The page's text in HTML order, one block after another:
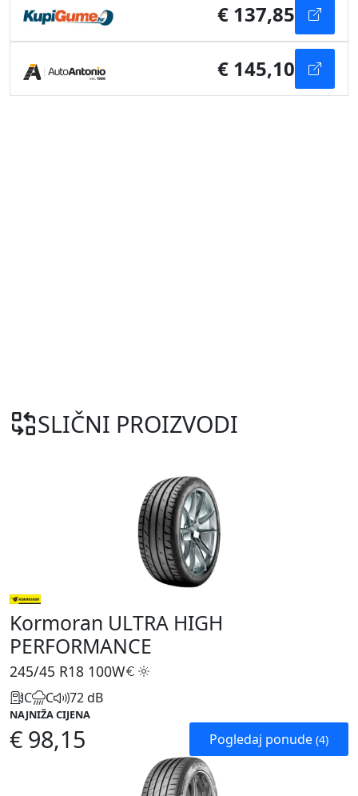
€ 137,85
€ 145,10
SLIČNI PROIZVODI
Kormoran ULTRA HIGH
PERFORMANCE
245/45 R18 100W
C C 72 dB
NAJNIŽA CIJENA
€ 98,15 Pogledaj ponude (4)